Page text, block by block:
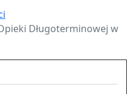
Długoterminowej w